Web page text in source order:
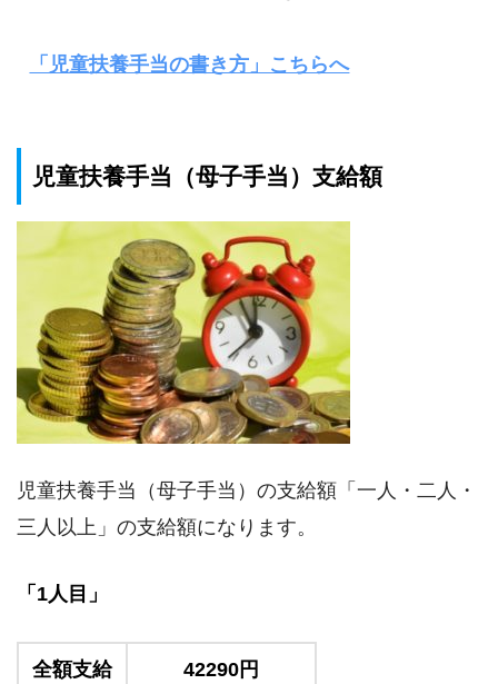
「児童扶養手当の書き方」こちらへ
児童扶養手当（母子手当）支給額
児童扶養手当（母子手当）の支給額「一人・二人・
三人以上」の支給額になります。
「1人目」
全額支給 42290円